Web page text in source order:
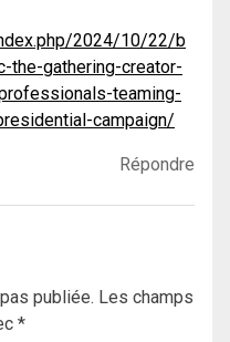
2024/10/22/b
the-gathering-creator-
teaming-
campaign/
Répondre
publiée. Les champs
*